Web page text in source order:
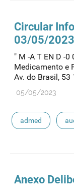
Circular
03/05/2023
" M -A T EN D -
Medicamento e
Av. do Brasil, 53
05/05/2023
admed
Anexo